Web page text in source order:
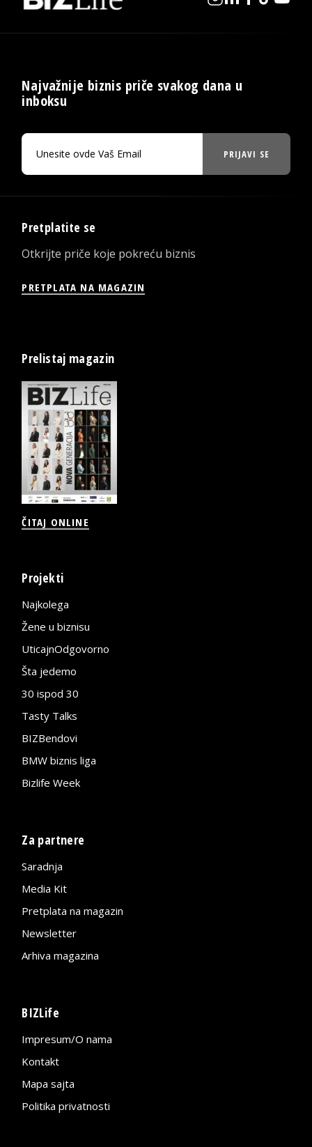
Najvažnije biznis priče svakog dana u
inboksu
PRIJAVI SE
Pretplatite se
Otkrijte priče koje pokreću biznis
PRETPLATA NA MAGAZIN
Prelistaj magazin
ČITAJ ONLINE
Projekti
Najkolega
Žene u biznisu
UticajnOdgovorno
Šta jedemo
30 ispod 30
Tasty Talks
BIZBendovi
BMW biznis liga
Bizlife Week
Za partnere
Saradnja
Media Kit
Pretplata na magazin
Newsletter
Arhiva magazina
BIZLife
Impresum/O nama
Kontakt
Mapa sajta
Politika privatnosti